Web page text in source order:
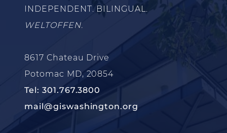
INDEPENDENT. BILINGUAL.
WELTOFFEN.
8617 Chateau Drive
Potomac MD, 20854
Tel: 301.767.3800
mail@giswashington.org